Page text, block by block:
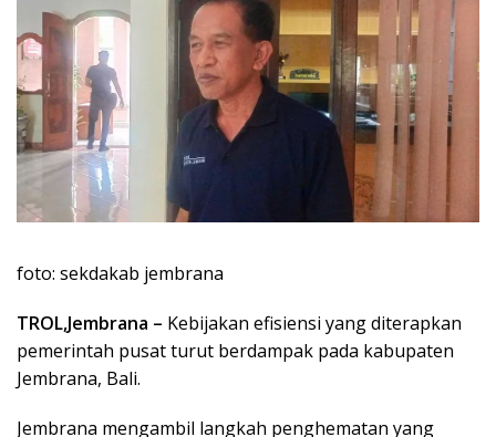
foto: sekdakab jembrana
TROL,Jembrana – Kebijakan efisiensi yang diterapkan
pemerintah pusat turut berdampak pada kabupaten
Jembrana, Bali.
Jembrana mengambil langkah penghematan yang